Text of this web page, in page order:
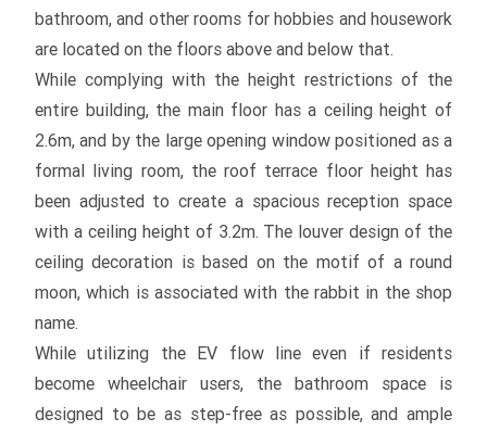
bathroom, and other rooms for hobbies and housework
are located on the floors above and below that.
While complying with the height restrictions of the
entire building, the main floor has a ceiling height of
2.6m, and by the large opening window positioned as a
formal living room, the roof terrace floor height has
been adjusted to create a spacious reception space
with a ceiling height of 3.2m. The louver design of the
ceiling decoration is based on the motif of a round
moon, which is associated with the rabbit in the shop
name.
While utilizing the EV flow line even if residents
become wheelchair users, the bathroom space is
designed to be as step-free as possible, and ample